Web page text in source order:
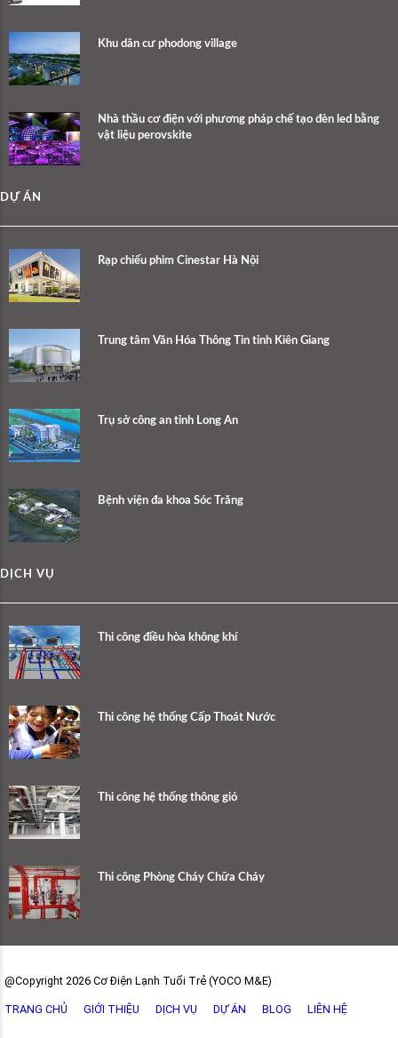
Khu dân cư phodong village
Nhà thầu cơ điện với phương pháp chế tạo đèn led bằng
vật liệu perovskite
DỰ ÁN
Rạp chiếu phim Cinestar Hà Nội
Trung tâm Văn Hóa Thông Tin tỉnh Kiên Giang
Trụ sở công an tỉnh Long An
Bệnh viện đa khoa Sóc Trăng
DỊCH VỤ
Thi công điều hòa không khí
Thi công hệ thống Cấp Thoát Nước
Thi công hệ thống thông gió
Thi công Phòng Cháy Chữa Cháy
@Copyright 2026 Cơ Điện Lạnh Tuổi Trẻ (YOCO M&E)
TRANG CHỦ GIỚI THIỆU DỊCH VỤ DỰ ÁN BLOG LIÊN HỆ